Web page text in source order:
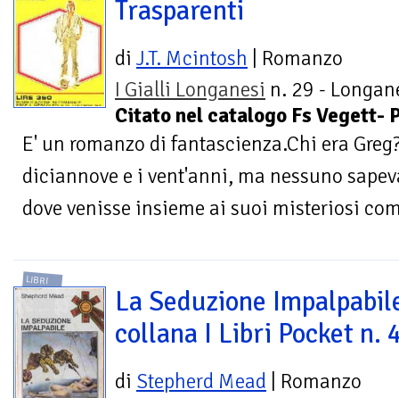
Trasparenti
di J.T. Mcintosh | Romanzo
I Gialli Longanesi n. 29 -
Citato nel catalogo Fs Vegett-
E' un romanzo di fantascienza.Chi era
diciannove e i vent'anni, ma nessuno
dove venisse insieme ai suoi misteriosi
LIBRI
La Seduzione
collana I Libri Pocket n.
di Stepherd Mead | Romanzo